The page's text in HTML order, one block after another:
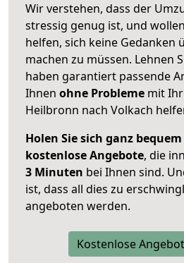
Wir verstehen, dass der
stressig genug ist, und
helfen, sich keine Gedanken
machen zu müssen. Lehnen
haben garantiert passende
Ihnen ohne Probleme mit
Heilbronn nach Volkach
Holen Sie sich ganz
kostenlose Angebote, die
3 Minuten bei Ihnen sind.
ist, dass all dies zu
angeboten werden.
Kostenlose